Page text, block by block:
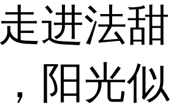
进法甜
阳光似